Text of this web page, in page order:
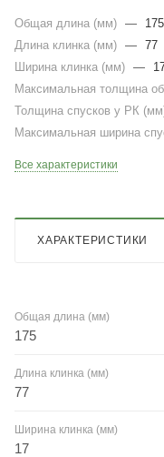
Общая длина (мм) —
175
Длина клинка (мм) — 77
Ширина клинка (мм) —
Максимальная толщина
Толщина спусков у РК
Максимальная ширина
Все характеристики
ХАРАКТЕРИСТИКИ
Общая длина (мм)
175
Длина клинка (мм)
77
Ширина клинка (мм)
17